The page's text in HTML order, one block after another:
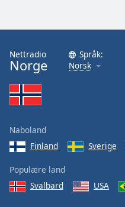
Nettradio
Norge
Språk:
Norsk
Naboland
Finland
Sverige
Populære land
Svalbard
USA